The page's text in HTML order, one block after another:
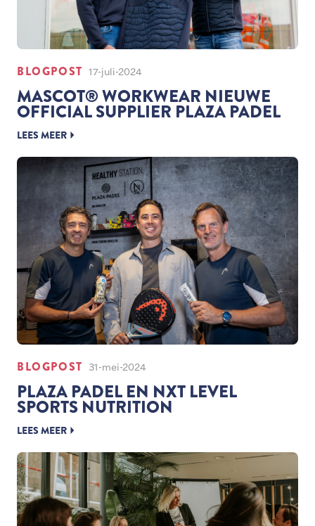
BLOGPOST 17-juli-2024
MASCOT® WORKWEAR NIEUWE
OFFICIAL SUPPLIER PLAZA PADEL
LEES MEER
BLOGPOST 31-mei-2024
PLAZA PADEL EN NXT LEVEL
SPORTS NUTRITION
LEES MEER